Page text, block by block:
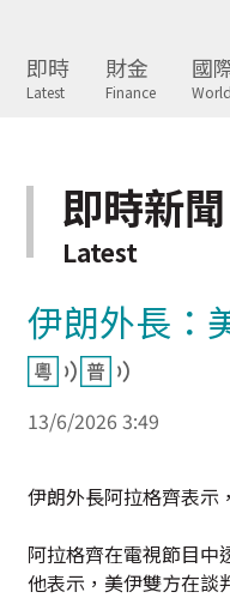
即時
Latest
財金
Finance
國
World
即時新聞
Latest
伊朗外長：
13/6/2026 3:49
伊朗外長阿拉格齊表示
阿拉格齊在電視節目中
他表示，美伊雙方在談